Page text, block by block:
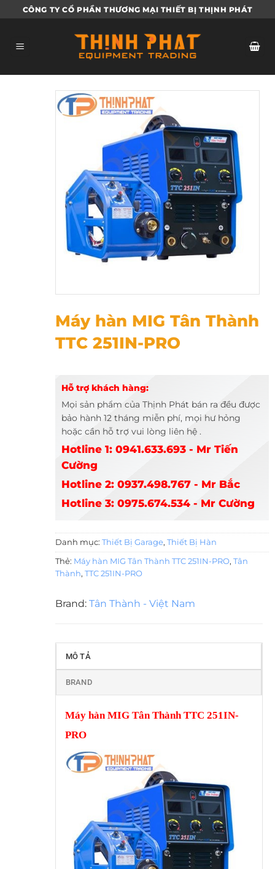
qua
dung
CÔNG TY CỔ PHẦN THƯƠNG MẠI THIẾT BỊ THỊNH PHÁT
Máy hàn MIG Tân Thành
TTC 251IN-PRO
Hỗ trợ khách hàng:
Mọi sản phẩm của Thịnh Phát bán ra đều được
bảo hành 12 tháng miễn phí, mọi hư hỏng
hoặc cần hỗ trợ vui lòng liên hệ .
Hotline 1: 0941.633.693 - Mr Tiến
Cường
Hotline 2: 0937.498.767 - Mr Bắc
Hotline 3: 0975.674.534 - Mr Cường
Danh mục: Thiết Bị Garage, Thiết Bị Hàn
Thẻ: Máy hàn MIG Tân Thành TTC 251IN-PRO, Tân
Thành, TTC 251IN-PRO
Brand: Tân Thành - Việt Nam
MÔ TẢ
BRAND
Máy hàn MIG Tân Thành TTC 251IN-
PRO